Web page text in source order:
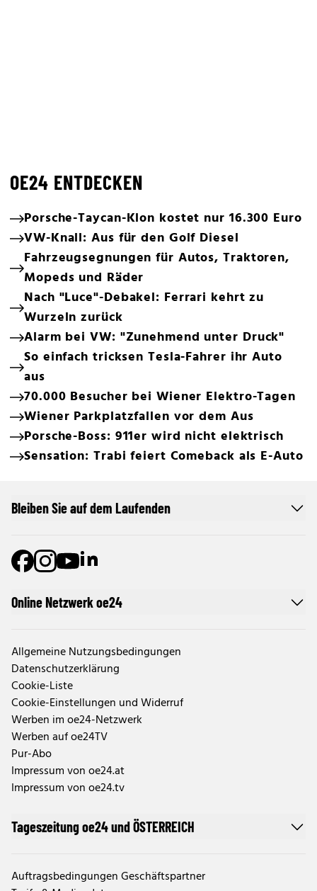
OE24 ENTDECKEN
Porsche-Taycan-Klon kostet nur 16.300 Euro
VW-Knall: Aus für den Golf Diesel
Fahrzeugsegnungen für Autos, Traktoren,
Mopeds und Räder
Nach "Luce"-Debakel: Ferrari kehrt zu
Wurzeln zurück
Alarm bei VW: "Zunehmend unter Druck"
So einfach tricksen Tesla-Fahrer ihr Auto
aus
70.000 Besucher bei Wiener Elektro-Tagen
Wiener Parkplatzfallen vor dem Aus
Porsche-Boss: 911er wird nicht elektrisch
Sensation: Trabi feiert Comeback als E-Auto
Online Netzwerk oe24
Allgemeine Nutzungsbedingungen
Datenschutzerklärung
Cookie-Liste
Cookie-Einstellungen und Widerruf
Werben im oe24-Netzwerk
Werben auf oe24TV
Pur-Abo
Impressum von oe24.at
Impressum von oe24.tv
Tageszeitung oe24 und ÖSTERREICH
Auftragsbedingungen Geschäftspartner
Bleiben Sie auf dem Laufenden